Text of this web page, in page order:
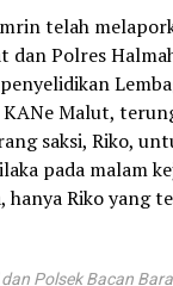
telah
dan Polres
KANe Malut,
saksi, Riko,
pada malam
hanya Riko yang
Polsek Bacan